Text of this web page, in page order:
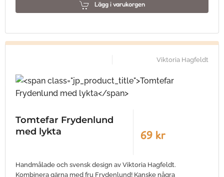
Lägg i varukorgen
Viktoria Hagfeldt
Tomtefar Frydenlund
med lykta
69 kr
Handmålade och svensk design av Viktoria Hagfeldt.
Kombinera gärna med fru Frydenlund! Kanske några